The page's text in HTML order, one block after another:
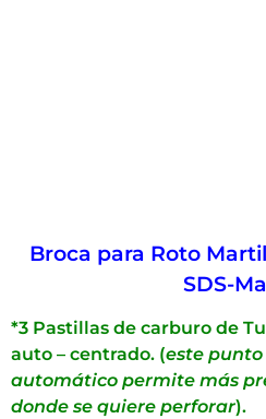
Broca para Roto
SDS-
*3 Pastillas de carburo de
auto – centrado. (este
automático permite más
donde se quiere perforar).